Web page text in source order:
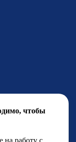
чтобы
на работу с